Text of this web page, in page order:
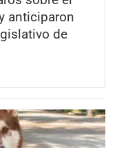
anticiparon
de